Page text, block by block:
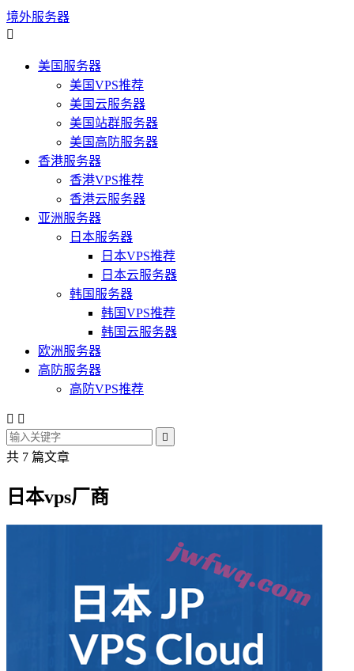
境外服务器

美国服务器
美国VPS推荐
美国云服务器
美国站群服务器
美国高防服务器
香港服务器
香港VPS推荐
香港云服务器
亚洲服务器
日本服务器
日本VPS推荐
日本云服务器
韩国服务器
韩国VPS推荐
韩国云服务器
欧洲服务器
高防服务器
高防VPS推荐
 

共 7 篇文章
日本vps厂商